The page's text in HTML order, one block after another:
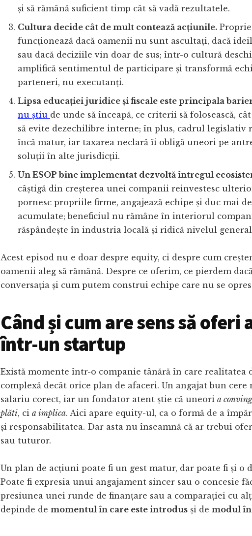
și să rămână suficient timp cât să vadă rezultatele.
Cultura decide cât de mult contează acțiunile.
funcționează dacă oamenii nu sunt ascultați, dacă
sau dacă deciziile vin doar de sus; într-o cultură
amplifică sentimentul de participare și transformă
parteneri, nu executanți.
Lipsa educației juridice și fiscale este principala
nu știu de unde să înceapă, ce criterii să folosească,
să evite dezechilibre interne; în plus, cadrul legislativ
încă matur, iar taxarea neclară îi obligă uneori pe
soluții în alte jurisdicții.
Un ESOP bine implementat dezvoltă întregul
câștigă din creșterea unei companii reinvestesc
pornesc propriile firme, angajează echipe și duc mai
acumulate; beneficiul nu rămâne în interiorul
răspândește în industria locală și ridică nivelul
Acest episod nu e doar despre equity, ci despre cum
oamenii aleg să rămână. Despre ce oferim, ce pierdem
conversația și cum putem construi echipe care nu se
Când și cum are sens să oferi
într-un startup
Există momente într-o companie tânără în care realitatea
complexă decât orice plan de afaceri. Un angajat bun
salariu corect, iar un fondator atent știe că uneori a
plăti, ci a implica. Aici apare equity-ul, ca o formă de a
și responsabilitatea. Dar asta nu înseamnă că ar trebui
sau tuturor.
Un plan de acțiuni poate fi un gest matur, dar poate fi și o
Poate fi expresia unui angajament sincer sau o concesie
presiunea unei runde de finanțare sau a comparației cu
depinde de momentul în care este introdus și de modul în